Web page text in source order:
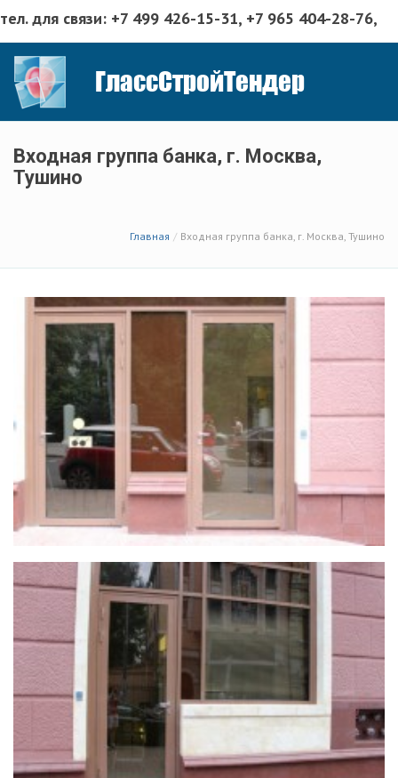
тел. для связи: +7 499 426-15-31, +7 965 404-28-76,
эл.адрес: polina@glasstender.ru
6/34 ГлассСтройТендер
Входная группа банка, г. Москва,
Тушино
Главная Входная группа банка, г. Москва, Тушино